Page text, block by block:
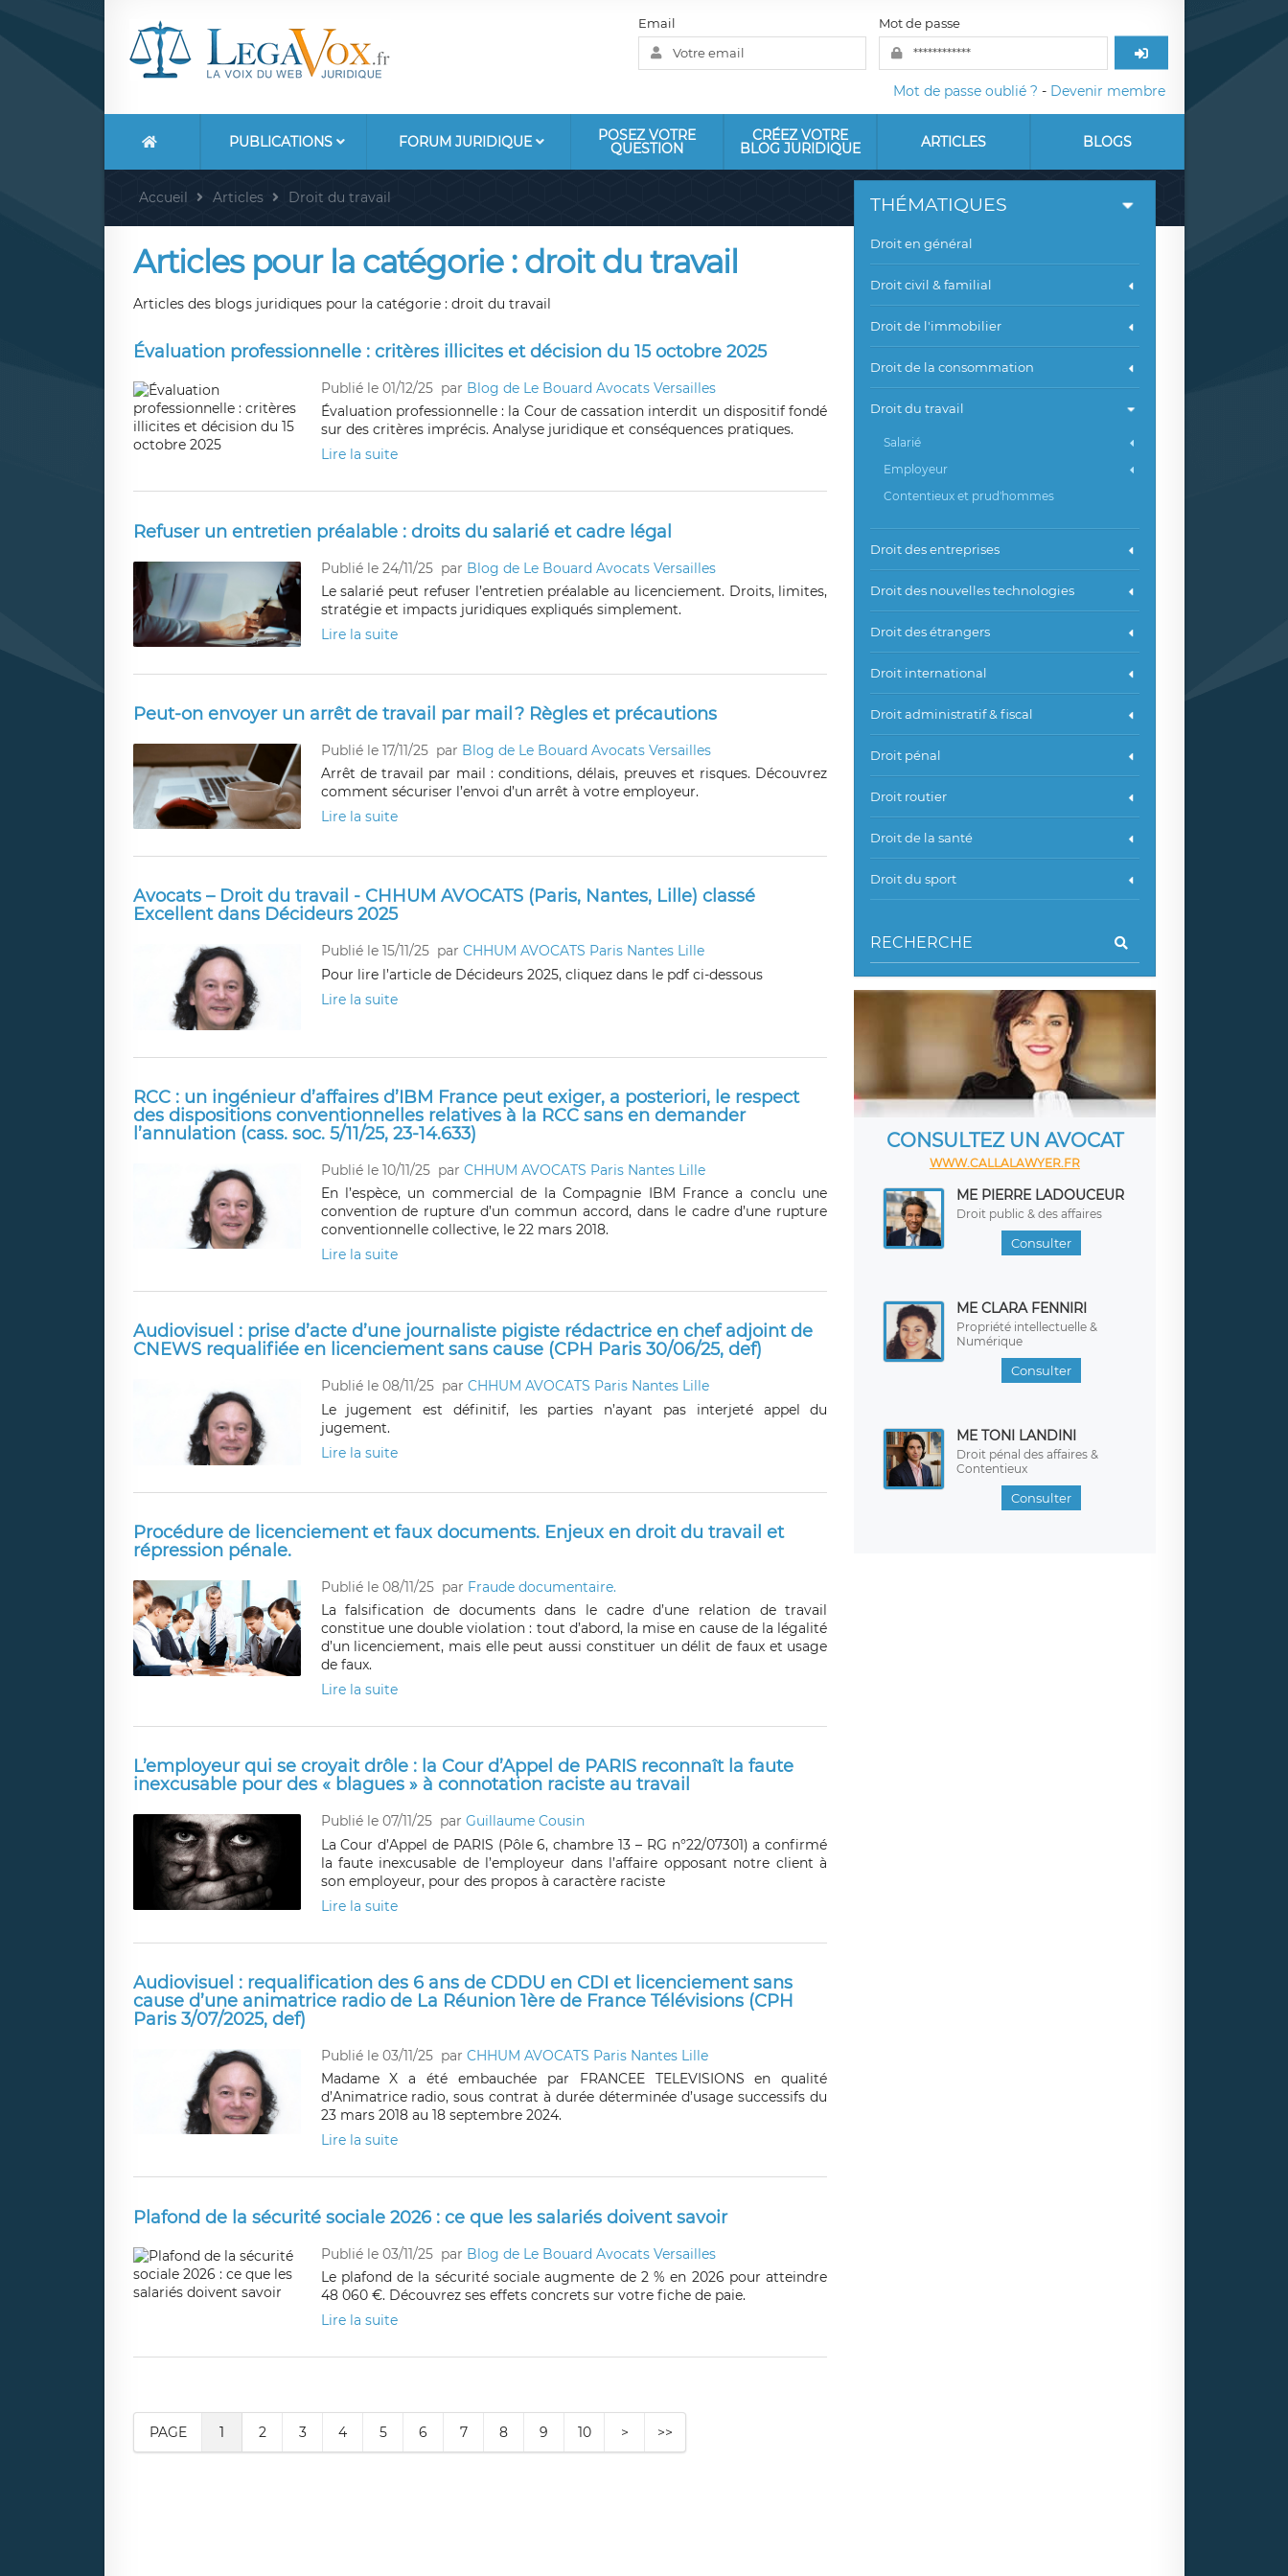
Email Mot de passe
Mot de passe oublié ? - Devenir membre
PUBLICATIONS FORUM JURIDIQUE POSEZ VOTRE
QUESTION
CRÉEZ VOTRE
BLOG JURIDIQUE ARTICLES BLOGS
Accueil Articles Droit du travail
Articles pour la catégorie : droit du travail
Articles des blogs juridiques pour la catégorie : droit du travail
Évaluation professionnelle : critères illicites et décision du 15 octobre 2025
Publié le 01/12/25 par Blog de Le Bouard Avocats Versailles
Évaluation professionnelle : la Cour de cassation interdit un dispositif fondé
sur des critères imprécis. Analyse juridique et conséquences pratiques.
Lire la suite
Refuser un entretien préalable : droits du salarié et cadre légal
Publié le 24/11/25 par Blog de Le Bouard Avocats Versailles
Le salarié peut refuser l’entretien préalable au licenciement. Droits, limites,
stratégie et impacts juridiques expliqués simplement.
Lire la suite
Peut-on envoyer un arrêt de travail par mail ? Règles et précautions
Publié le 17/11/25 par Blog de Le Bouard Avocats Versailles
Arrêt de travail par mail : conditions, délais, preuves et risques. Découvrez
comment sécuriser l’envoi d’un arrêt à votre employeur.
Lire la suite
Avocats – Droit du travail - CHHUM AVOCATS (Paris, Nantes, Lille) classé
Excellent dans Décideurs 2025
Publié le 15/11/25 par CHHUM AVOCATS Paris Nantes Lille
Pour lire l’article de Décideurs 2025, cliquez dans le pdf ci-dessous
Lire la suite
RCC : un ingénieur d’affaires d’IBM France peut exiger, a posteriori, le respect
des dispositions conventionnelles relatives à la RCC sans en demander
l’annulation (cass. soc. 5/11/25, 23-14.633)
Publié le 10/11/25 par CHHUM AVOCATS Paris Nantes Lille
En l’espèce, un commercial de la Compagnie IBM France a conclu une
convention de rupture d’un commun accord, dans le cadre d’une rupture
conventionnelle collective, le 22 mars 2018.
Lire la suite
Audiovisuel : prise d’acte d’une journaliste pigiste rédactrice en chef adjoint de
CNEWS requalifiée en licenciement sans cause (CPH Paris 30/06/25, def)
Publié le 08/11/25 par CHHUM AVOCATS Paris Nantes Lille
Le jugement est définitif, les parties n’ayant pas interjeté appel du
jugement.
Lire la suite
Procédure de licenciement et faux documents. Enjeux en droit du travail et
répression pénale.
Publié le 08/11/25 par Fraude documentaire.
La falsification de documents dans le cadre d’une relation de travail
constitue une double violation : tout d’abord, la mise en cause de la légalité
d’un licenciement, mais elle peut aussi constituer un délit de faux et usage
de faux.
Lire la suite
L’employeur qui se croyait drôle : la Cour d’Appel de PARIS reconnaît la faute
inexcusable pour des « blagues » à connotation raciste au travail
Publié le 07/11/25 par Guillaume Cousin
La Cour d’Appel de PARIS (Pôle 6, chambre 13 – RG n°22/07301) a confirmé
la faute inexcusable de l’employeur dans l’affaire opposant notre client à
son employeur, pour des propos à caractère raciste
Lire la suite
Audiovisuel : requalification des 6 ans de CDDU en CDI et licenciement sans
cause d’une animatrice radio de La Réunion 1ère de France Télévisions (CPH
Paris 3/07/2025, def)
Publié le 03/11/25 par CHHUM AVOCATS Paris Nantes Lille
Madame X a été embauchée par FRANCEE TELEVISIONS en qualité
d’Animatrice radio, sous contrat à durée déterminée d’usage successifs du
23 mars 2018 au 18 septembre 2024.
Lire la suite
Plafond de la sécurité sociale 2026 : ce que les salariés doivent savoir
Publié le 03/11/25 par Blog de Le Bouard Avocats Versailles
Le plafond de la sécurité sociale augmente de 2 % en 2026 pour atteindre
48 060 €. Découvrez ses effets concrets sur votre fiche de paie.
Lire la suite
PAGE 1 2 3 4 5 6 7 8 9 10 > >>
THÉMATIQUES
Droit en général
Droit civil & familial
Droit de l'immobilier
Droit de la consommation
Droit du travail
Salarié
Employeur
Contentieux et prud'hommes
Droit des entreprises
Droit des nouvelles technologies
Droit des étrangers
Droit international
Droit administratif & fiscal
Droit pénal
Droit routier
Droit de la santé
Droit du sport
CONSULTEZ UN AVOCAT
WWW.CALLALAWYER.FR
ME PIERRE LADOUCEUR
Droit public & des affaires
Consulter
ME CLARA FENNIRI
Propriété intellectuelle &
Numérique
Consulter
ME TONI LANDINI
Droit pénal des affaires &
Contentieux
Consulter